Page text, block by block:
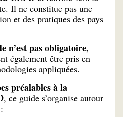
Il ne constitue pas une
et des pratiques des pays
n’est pas obligatoire,
également être pris en
appliquées.
préalables à la
, ce guide s’organise autour